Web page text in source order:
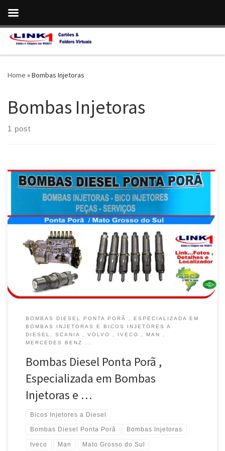
Skip to content
Home »Bombas Injetoras
Bombas Injetoras
1 post
BOMBAS DIESEL PONTA PORÃ , ESPECIALIZADA EM
BOMBAS INJETORAS E BICOS INJETORES A
DIESEL, SCANIA , VOLVO , IVECO , MAN ,
MERCEDES BENZ ...
Bombas Diesel Ponta Porã ,
Especializada em Bombas
Injetoras e …
Bicos Injetores a Diesel
Bombas Diesel Ponta Porã Bombas Injetoras
Iveco Man Mato Grosso do Sul